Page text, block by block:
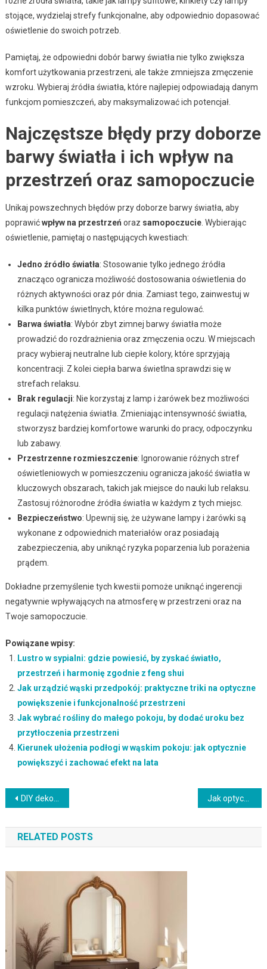
stojące, wydzielaj strefy funkcjonalne, aby odpowiednio dopasować
oświetlenie do swoich potrzeb.
Pamiętaj, że odpowiedni dobór barwy światła nie tylko zwiększa
komfort użytkowania przestrzeni, ale także zmniejsza zmęczenie
wzroku. Wybieraj źródła światła, które najlepiej odpowiadają danym
funkcjom pomieszczeń, aby maksymalizować ich potencjał.
Najczęstsze błędy przy doborze
barwy światła i ich wpływ na
przestrzeń oraz samopoczucie
Unikaj powszechnych błędów przy doborze barwy światła, aby
poprawićwpływ na przestrzeń oraz samopoczucie. Wybierając
oświetlenie, pamiętaj o następujących kwestiach:
Jedno źródło światła: Stosowanie tylko jednego źródła
znacząco ogranicza możliwość dostosowania oświetlenia do
różnych aktywności oraz pór dnia. Zamiast tego, zainwestuj w
kilka punktów świetlnych, które można regulować.
Barwa światła: Wybór zbyt zimnej barwy światła może
prowadzić do rozdrażnienia oraz zmęczenia oczu. W miejscach
pracy wybieraj neutralne lub ciepłe kolory, które sprzyjają
koncentracji. Z kolei ciepła barwa świetlna sprawdzi się w
strefach relaksu.
Brak regulacji: Nie korzystaj z lamp i żarówek bez możliwości
regulacji natężenia światła. Zmieniając intensywność światła,
stworzysz bardziej komfortowe warunki do pracy, odpoczynku
lub zabawy.
Przestrzenne rozmieszczenie: Ignorowanie różnych stref
oświetleniowych w pomieszczeniu ogranicza jakość światła w
kluczowych obszarach, takich jak miejsce do nauki lub relaksu.
Zastosuj różnorodne źródła światła w każdym z tych miejsc.
Bezpieczeństwo: Upewnij się, że używane lampy i żarówki są
wykonane z odpowiednich materiałów oraz posiadają
zabezpieczenia, aby uniknąć ryzyka poparzenia lub porażenia
prądem.
Dokładne przemyślenie tych kwestii pomoże uniknąć ingerencji
negatywnie wpływających na atmosferę w przestrzeni oraz na
Twoje samopoczucie.
Powiązane wpisy:
Lustro w sypialni: gdzie powiesić, by zyskać światło,
przestrzeń i harmonię zgodnie z feng shui
Jak urządzić wąski przedpokój: praktyczne triki na optyczne
powiększenie i funkcjonalność przestrzeni
Jak wybrać rośliny do małego pokoju, by dodać uroku bez
przytłoczenia przestrzeni
Kierunek ułożenia podłogi w wąskim pokoju: jak optycznie
powiększyć i zachować efekt na lata
Nawigacja
wpisu
DIY dekoracje do pokoju dziecka: jak stworzyć przytulną i bezpieczną przestrzeń samodzielnie Jak optycznie powiększyć pokój zasłonami: praktyczne triki i typowe pułapki aranżacyjne
RELATED POSTS